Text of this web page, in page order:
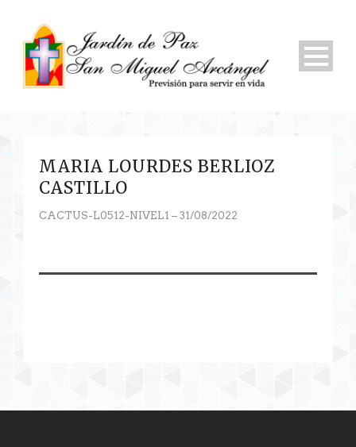
MARIA LOURDES BERLIOZ
CASTILLO
CACTUS-L0512-NIVEL1 – 31/08/2022